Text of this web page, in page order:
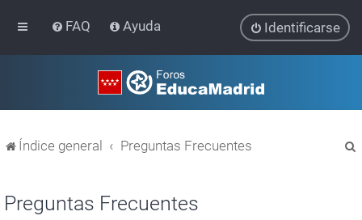
FAQ Ayuda Identificarse
Índice general Preguntas Frecuentes
Preguntas Frecuentes